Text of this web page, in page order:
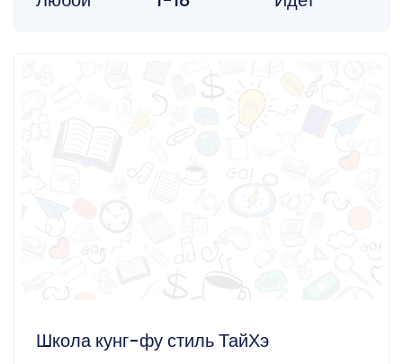
Школа кунг-фу стиль ТайХэ